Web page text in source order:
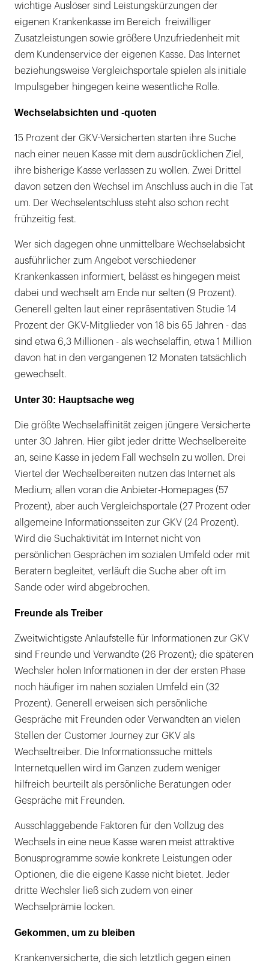
wichtige Auslöser sind Leistungskürzungen der
eigenen Krankenkasse im Bereich freiwilliger
Zusatzleistungen sowie größere Unzufriedenheit mit
dem Kundenservice der eigenen Kasse. Das Internet
beziehungsweise Vergleichsportale spielen als initiale
Impulsgeber hingegen keine wesentliche Rolle.
Wechselabsichten und -quoten
15 Prozent der GKV-Versicherten starten ihre Suche
nach einer neuen Kasse mit dem ausdrücklichen Ziel,
ihre bisherige Kasse verlassen zu wollen. Zwei Drittel
davon setzen den Wechsel im Anschluss auch in die Tat
um. Der Wechselentschluss steht also schon recht
frühzeitig fest.
Wer sich dagegen ohne unmittelbare Wechselabsicht
ausführlicher zum Angebot verschiedener
Krankenkassen informiert, belässt es hingegen meist
dabei und wechselt am Ende nur selten (9 Prozent).
Generell gelten laut einer repräsentativen Studie 14
Prozent der GKV-Mitglieder von 18 bis 65 Jahren - das
sind etwa 6,3 Millionen - als wechselaffin, etwa 1 Million
davon hat in den vergangenen 12 Monaten tatsächlich
gewechselt.
Unter 30: Hauptsache weg
Die größte Wechselaffinität zeigen jüngere Versicherte
unter 30 Jahren. Hier gibt jeder dritte Wechselbereite
an, seine Kasse in jedem Fall wechseln zu wollen. Drei
Viertel der Wechselbereiten nutzen das Internet als
Medium; allen voran die Anbieter-Homepages (57
Prozent), aber auch Vergleichsportale (27 Prozent oder
allgemeine Informationsseiten zur GKV (24 Prozent).
Wird die Suchaktivität im Internet nicht von
persönlichen Gesprächen im sozialen Umfeld oder mit
Beratern begleitet, verläuft die Suche aber oft im
Sande oder wird abgebrochen.
Freunde als Treiber
Zweitwichtigste Anlaufstelle für Informationen zur GKV
sind Freunde und Verwandte (26 Prozent); die späteren
Wechsler holen Informationen in der der ersten Phase
noch häufiger im nahen sozialen Umfeld ein (32
Prozent). Generell erweisen sich persönliche
Gespräche mit Freunden oder Verwandten an vielen
Stellen der Customer Journey zur GKV als
Wechseltreiber. Die Informationssuche mittels
Internetquellen wird im Ganzen zudem weniger
hilfreich beurteilt als persönliche Beratungen oder
Gespräche mit Freunden.
Ausschlaggebende Faktoren für den Vollzug des
Wechsels in eine neue Kasse waren meist attraktive
Bonusprogramme sowie konkrete Leistungen oder
Optionen, die die eigene Kasse nicht bietet. Jeder
dritte Wechsler ließ sich zudem von einer
Wechselprämie locken.
Gekommen, um zu bleiben
Krankenversicherte, die sich letztlich gegen einen